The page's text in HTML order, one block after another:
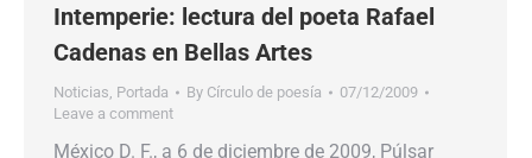
Intemperie: lectura del poeta Rafael
Cadenas en Bellas Artes
Noticias, Portada By Círculo de poesía
07/12/2009
Leave a comment
México D. F., a 6 de diciembre de 2009, Púlsar